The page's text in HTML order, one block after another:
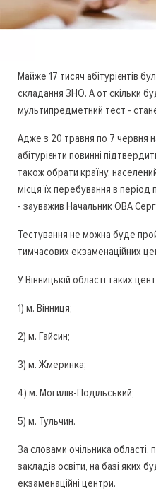
Майже 17 тисяч абітурієнтів
складання ЗНО. А от скільки
мультипредметний тест -
Адже з 20 травня по 7 червня
абітурієнти повинні
також обрати країну,
місця їх перебування в
- зауважив Начальник ОВА
Тестування не можна буде
тимчасових екзаменаційних
У Вінницькій області таких
1) м. Вінниця;
2) м. Гайсин;
3) м. Жмеринка;
4) м. Могилів-Подільський;
5) м. Тульчин.
За словами очільника
закладів освіти, на базі яких
екзаменаційні центри.